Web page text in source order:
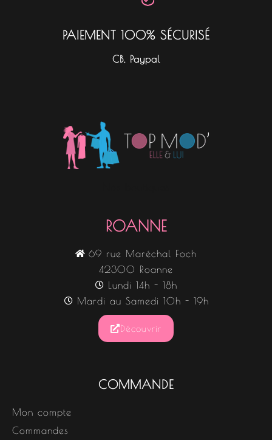
PAIEMENT 100% SÉCURISÉ
CB, Paypal
ROANNE
69 rue Maréchal Foch
42300 Roanne
Lundi 14h - 18h
Mardi au Samedi 10h - 19h
Découvrir
COMMANDE
Mon compte
Commandes